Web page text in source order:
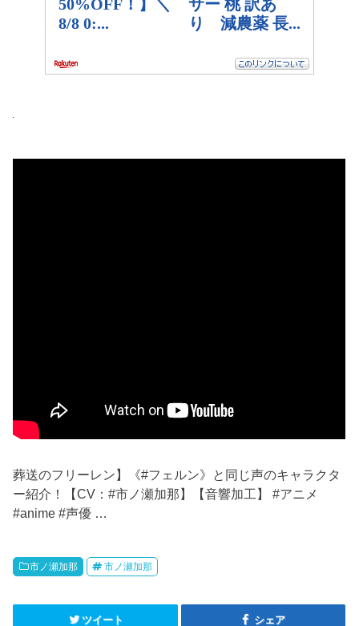
葬送のフリーレン】《#フェルン》と同じ声のキャラクタ
ー紹介！【CV：#市ノ瀬加那】【音響加工】 #アニメ
#anime #声優 …
市ノ瀬加那 市ノ瀬加那
ツイート シェア